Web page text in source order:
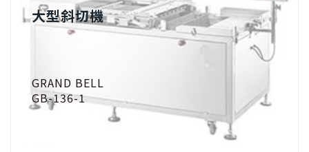
大型斜切機
GRAND BELL
GB-136-1